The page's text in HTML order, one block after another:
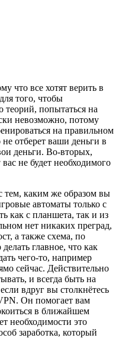
что все хотят верить в
того, чтобы
теорий, попытаться на
невозможно, потому
на правильном
отберет ваши деньги в
деньги. Во-вторых,
не будет необходимого
тем, каким же образом вы
автоматы только с
как с планшета, так и из
нет никаких преград,
а также схема, по
главное, что как
чего-то, например
сейчас. Действительно
и всегда быть на
вдруг вы столкнётесь
Он помогает вам
в ближайшем
необходимости это
заработка, который